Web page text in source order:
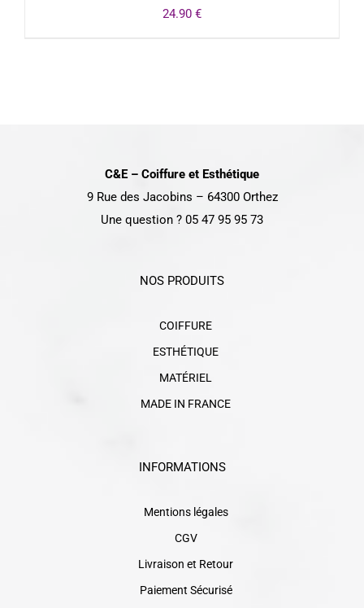
24.90 €
C&E – Coiffure et Esthétique
9 Rue des Jacobins – 64300 Orthez
Une question ? 05 47 95 95 73
NOS PRODUITS
COIFFURE
ESTHÉTIQUE
MATÉRIEL
MADE IN FRANCE
INFORMATIONS
Mentions légales
CGV
Livraison et Retour
Paiement Sécurisé